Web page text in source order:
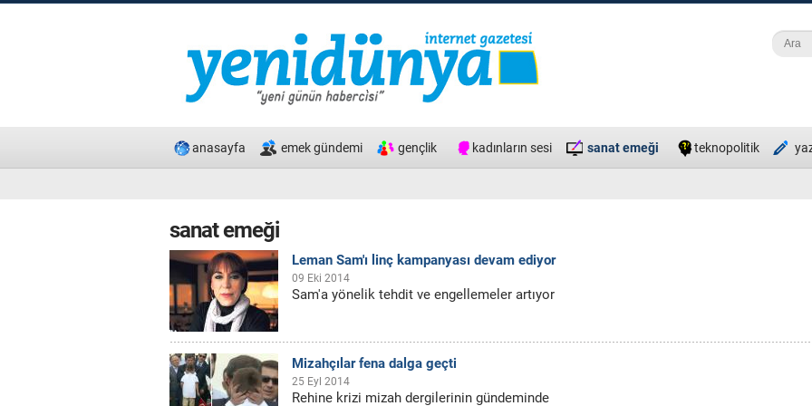
Ara
anasayfa emek gündemi gençlik kadınların sesi sanat emeği teknopolitik
sanat emeği
Leman Sam'ı linç kampanyası devam ediyor
09 Eki 2014
Sam'a yönelik tehdit ve engellemeler artıyor
Mizahçılar fena dalga geçti
25 Eyl 2014
Rehine krizi mizah dergilerinin gündeminde